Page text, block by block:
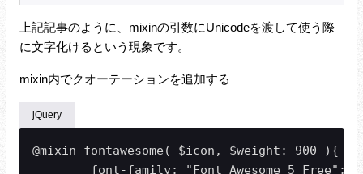
上記記事のように、mixinの引数にUnicodeを渡して使う際
に文字化けるという現象です。
mixin内でクオーテーションを追加する
jQuery
@mixin fontawesome( $icon, $weight: 900 ){